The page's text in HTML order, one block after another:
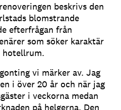
beskrivs den
blomstrande
efterfrågan från
som söker karaktär
hotellrum.
vi märker av. Jag
i över 20 år och när jag
i veckorna medan
på helgerna. Den